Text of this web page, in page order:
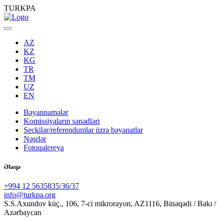
TURKPA
AZ
KZ
KG
TR
TM
UZ
EN
Bəyannamələr
Komissiyaların sənədləri
Seçkilər/referendumlar üzrə bəyanatlar
Nəşrlər
Fotoqalereya
Əlaqə
+994 12 5635835/36/37
info@turkpa.org
S.S.Axundov küç., 106, 7-ci mikrorayon, AZ1116, Binəqədi / Bakı /
Azərbaycan